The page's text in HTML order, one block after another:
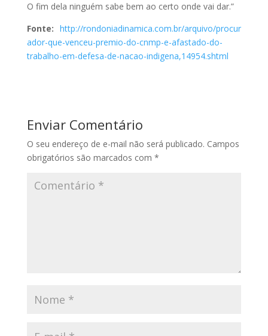
O fim dela ninguém sabe bem ao certo onde vai dar.”
Fonte:http://rondoniadinamica.com.br/arquivo/procur
ador-que-venceu-premio-do-cnmp-e-afastado-do-
trabalho-em-defesa-de-nacao-indigena,14954.shtml
Enviar Comentário
O seu endereço de e-mail não será publicado. Campos
obrigatórios são marcados com *